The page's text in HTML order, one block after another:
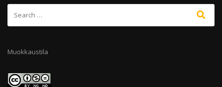
Muokkaustila